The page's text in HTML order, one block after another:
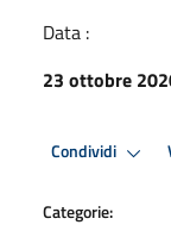
Data :
23 ottobre
Condividi
Categorie: